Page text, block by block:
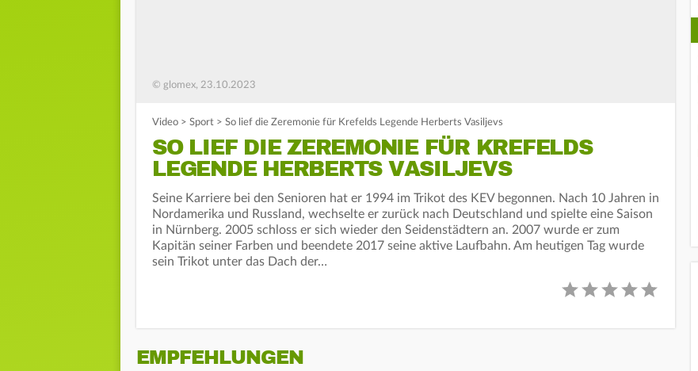
© glomex, 23.10.2023
Video > Sport > So lief die Zeremonie für Krefelds Legende Herberts Vasiljevs
SO LIEF DIE ZEREMONIE FÜR KREFELDS
LEGENDE HERBERTS VASILJEVS
Seine Karriere bei den Senioren hat er 1994 im Trikot des KEV begonnen. Nach 10 Jahren in
Nordamerika und Russland, wechselte er zurück nach Deutschland und spielte eine Saison
in Nürnberg. 2005 schloss er sich wieder den Seidenstädtern an. 2007 wurde er zum
Kapitän seiner Farben und beendete 2017 seine aktive Laufbahn. Am heutigen Tag wurde
sein Trikot unter das Dach der…
EMPFEHLUNGEN